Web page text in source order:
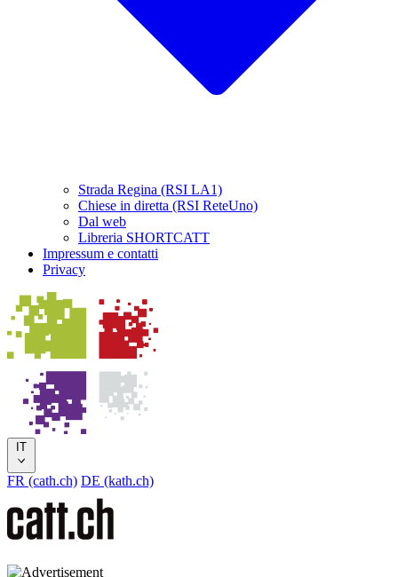
Strada Regina (RSI LA1)
Chiese in diretta (RSI ReteUno)
Dal web
Libreria SHORTCATT
Impressum e contatti
Privacy
IT
FR (cath.ch) DE (kath.ch)